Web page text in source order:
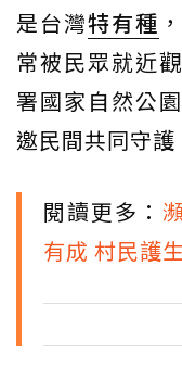
是台灣特有種
常被民眾就近
署國家自然公
邀民間共同守護
閱讀更多：
有成 村民護